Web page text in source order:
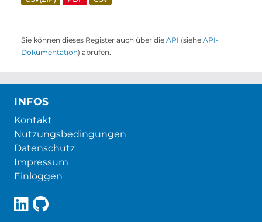
Sie können dieses Register auch über die API (siehe API-
Dokumentation) abrufen.
INFOS
Kontakt
Nutzungsbedingungen
Datenschutz
Impressum
Einloggen